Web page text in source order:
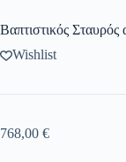
Βαπτιστικός
Wishlist
768,00 €